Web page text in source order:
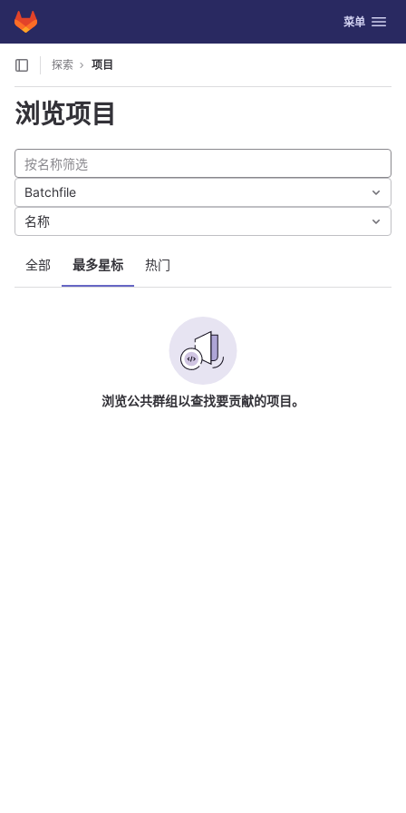
Skip to content
GitLab 切换导航
菜单
探索 项目
浏览项目
全部 最多星标 热门
Batchfile
名称
浏览公共群组以查找要贡献的项目。